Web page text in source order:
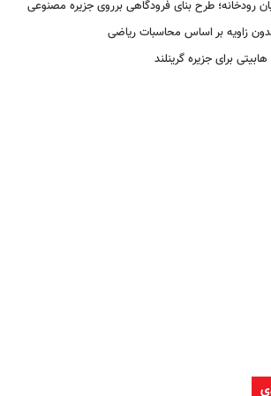
رودخانه؛ طرح بنای فرودگاهی برروی جزیره مصنوعی
زاویه بر اساس محاسبات ریاضی
برای جزیره گرینلند